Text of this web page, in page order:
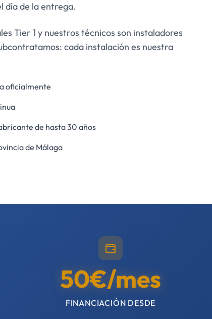
día de la entrega.
Tier 1 y nuestros técnicos son instaladores
cada instalación es nuestra
oficialmente
de hasta 30 años
de Málaga
50€/mes
FINANCIACIÓN DESDE